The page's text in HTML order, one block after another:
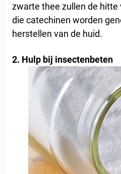
zwarte thee zullen de
die catechinen worden
herstellen van de huid.
2. Hulp bij insectenbeten